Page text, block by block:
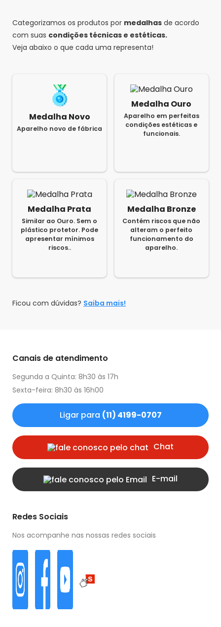
Categorizamos os produtos por medalhas de acordo
com suas condições técnicas e estéticas.
Veja abaixo o que cada uma representa!
Medalha Novo
Aparelho novo de fábrica
Medalha Ouro
Aparelho em perfeitas
condições estéticas e
funcionais.
Medalha Prata
Similar ao Ouro. Sem o
plástico protetor. Pode
apresentar mínimos
riscos..
Medalha Bronze
Contém riscos que não
alteram o perfeito
funcionamento do
aparelho.
Ficou com dúvidas? Saiba mais!
Canais de atendimento
Segunda a Quinta: 8h30 às 17h
Sexta-feira: 8h30 às 16h00
Ligar para (11) 4199-0707
Chat
E-mail
Redes Sociais
Nos acompanhe nas nossas redes sociais